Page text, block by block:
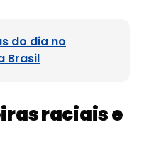
do dia no
Brasil
raciais e